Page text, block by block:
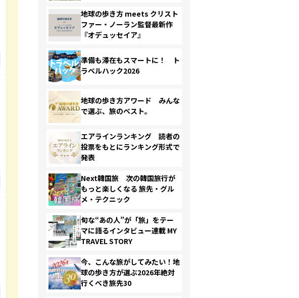
地球の歩き方 meets クリスト
ファー・ノーラン監督最新作
『オデュッセイア』
準備も滞在もスマートに！ ト
ラベルハック2026
地球の歩き方アワード みんな
で選ぶ、旅のベスト。
エアラインランキング 読者の
投票をもとにランキング形式で
発表
Next韓国旅 次の韓国旅行が
もっと楽しくなる 旅先・グル
メ・テクニック
旬な“あの人”が「旅」をテー
マに語るインタビュー連載 MY
TRAVEL STORY
今、こんな旅がしてみたい！地
球の歩き方が選ぶ2026年絶対
行くべき旅先30